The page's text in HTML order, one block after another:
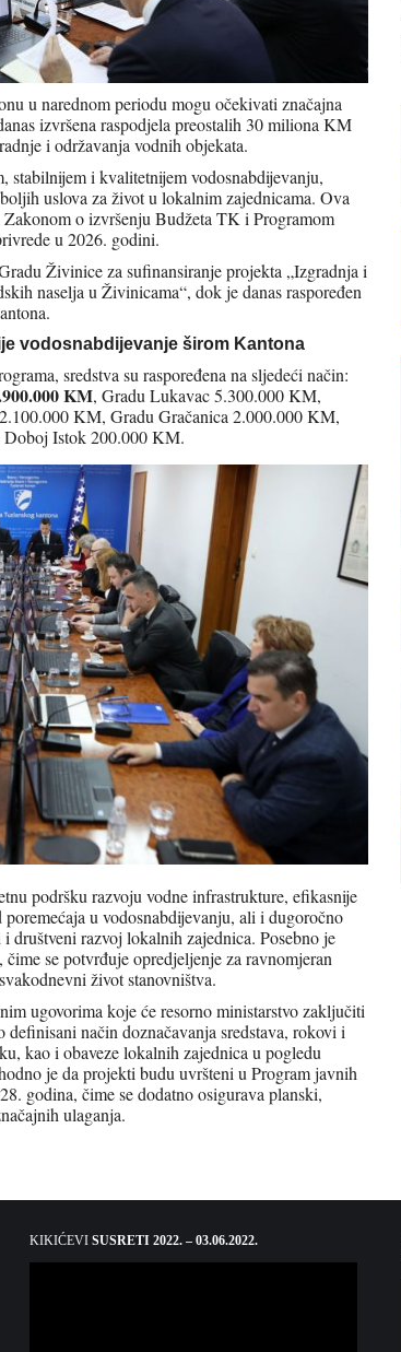
u narednom periodu mogu očekivati značajna
izvršena raspodjela preostalih 30 miliona KM
i održavanja vodnih objekata.
stabilnijem i kvalitetnijem vodosnabdijevanju,
uslova za život u lokalnim zajednicama. Ova
o izvršenju Budžeta TK i Programom
u 2026. godini.
Živinice za sufinansiranje projekta „Izgradnja i
naselja u Živinicama“, dok je danas raspoređen
vodosnabdijevanje širom Kantona
sredstva su raspoređena na sljedeći način:
KM, Gradu Lukavac 5.300.000 KM,
KM, Gradu Gračanica 2.000.000 KM,
Istok 200.000 KM.
podršku razvoju vodne infrastrukture, efikasnije
u vodosnabdijevanju, ali i dugoročno
društveni razvoj lokalnih zajednica. Posebno je
se potvrđuje opredjeljenje za ravnomjeran
život stanovništva.
ugovorima koje će resorno ministarstvo zaključiti
način doznačavanja sredstava, rokovi i
kao i obaveze lokalnih zajednica u pogledu
je da projekti budu uvršteni u Program javnih
godina, čime se dodatno osigurava planski,
ulaganja.
KIKIĆEVI SUSRETI 2022. – 03.06.2022.